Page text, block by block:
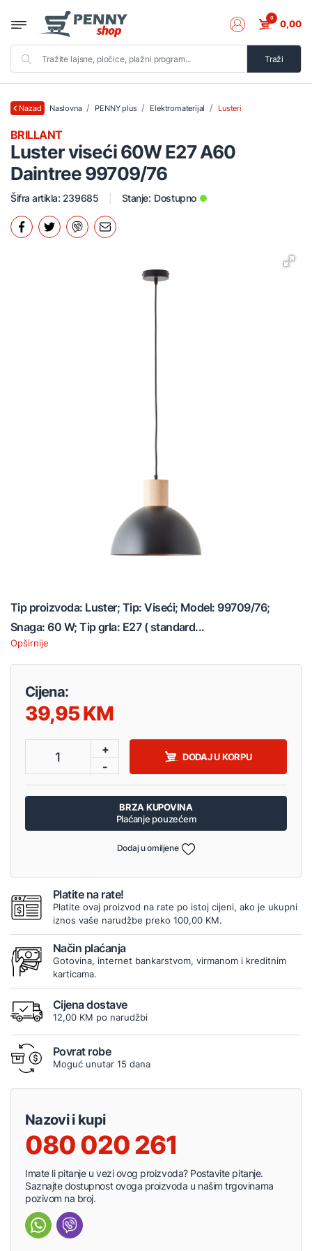
Traži
0 0,00
Nazad Naslovna PENNY plus Elektromaterijal Lusteri
Luster viseći 60W E27 A60
Daintree 99709/76
BRILLANT
Šifra artikla: 239685 Stanje: Dostupno
Tip proizvoda: Luster; Tip: Viseći; Model: 99709/76;
Snaga: 60 W; Tip grla: E27 ( standard...
Opširnije
Cijena:
39,95
1
+
-
DODAJ U KORPU
BRZA KUPOVINA
Plaćanje pouzećem
Dodaj u omiljene
Platite na rate!
Platite ovaj proizvod na rate po istoj cijeni, ako je ukupni
iznos vaše narudžbe preko 100,00 KM.
Način plaćanja
Gotovina, internet bankarstvom, virmanom i kreditnim
karticama.
Cijena dostave
12,00 KM po narudžbi
Povrat robe
Moguć unutar 15 dana
Nazovi i kupi
080 020 261
Imate li pitanje u vezi ovog proizvoda? Postavite pitanje.
Saznajte dostupnost ovoga proizvoda u našim trgovinama
pozivom na broj.